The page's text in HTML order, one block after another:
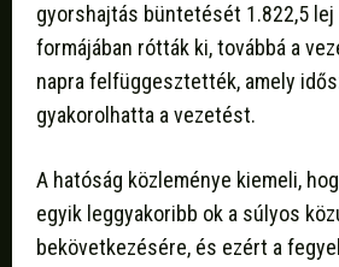
gyorshajtás büntetését 1.822,5
formájában rótták ki, továbbá a
napra felfüggesztették, amely
gyakorolhatta a vezetést.
A hatóság közleménye kiemeli,
egyik leggyakoribb ok a súlyos
bekövetkezésére, és ezért a